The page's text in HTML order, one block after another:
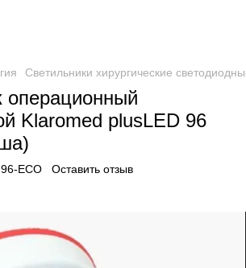
Светильники хирургические
операционный
Klaromed plusLED 96
ECO Оставить отзыв